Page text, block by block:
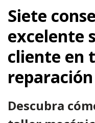
Siete
excelente
cliente en
Descubra